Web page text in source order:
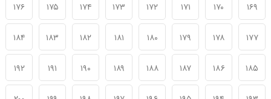
۱۶۹ ۱۷۰ ۱۷۱ ۱۷۲ ۱۷۳ ۱۷۴ ۱۷۵ ۱۷۶
۱۷۷ ۱۷۸ ۱۷۹ ۱۸۰ ۱۸۱ ۱۸۲ ۱۸۳ ۱۸۴
۱۸۵ ۱۸۶ ۱۸۷ ۱۸۸ ۱۸۹ ۱۹۰ ۱۹۱ ۱۹۲